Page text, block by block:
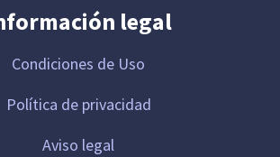
legal
Condiciones de Uso
Política de privacidad
Aviso legal